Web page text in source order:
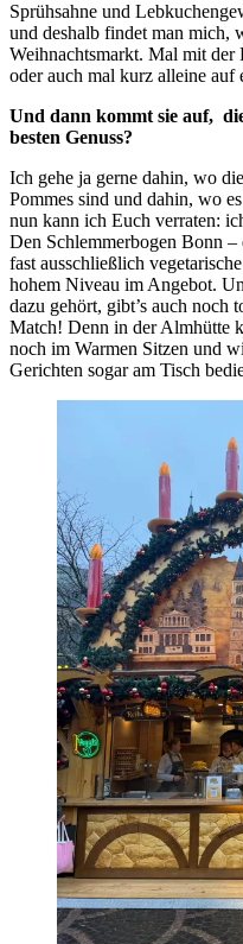
Sprühsahne und
und deshalb findet man mich,
Weihnachtsmarkt. Mal mit
oder auch mal kurz alleine
Und dann kommt sie auf,
besten Genuss?
Ich gehe ja gerne dahin, wo
Pommes sind und dahin, wo
nun kann ich Euch verraten:
Den Schlemmerbogen Bonn –
fast ausschließlich
hohem Niveau im Angebot.
dazu gehört, gibt’s auch noch
Match! Denn in der Almhütte
noch im Warmen Sitzen und
Gerichten sogar am Tisch